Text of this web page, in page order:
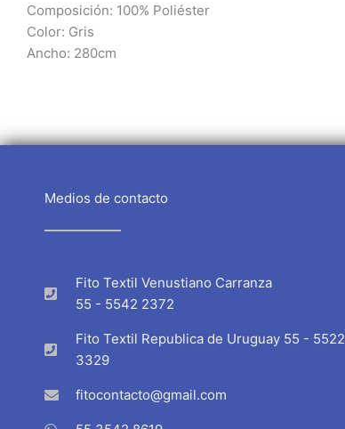
Composición: 100% Poliéster
Color: Gris
Ancho: 280cm
Medios de contacto
Fito Textil Venustiano Carranza
55 - 5542 2372
Fito Textil Republica de Uruguay 55 - 5522
3329
fitocontacto@gmail.com